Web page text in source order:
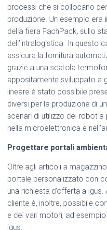
processi che si collocano
produzione. Un esempio era
della fiera FachPack, sullo
dell’intralogistica. In questo
assicura la fornitura
grazie a una scatola
appositamente sviluppato e
lineare è stato possibile
diversi per la produzione di
scenari di utilizzo dei robot
nella microelettronica e
Progettare portali
Oltre agli articoli a
portale personalizzato con
una richiesta d’offerta a
cliente è, inoltre, possibile
e dei vari motori, ad
igus.